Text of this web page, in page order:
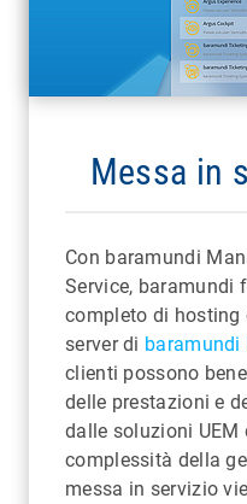
Messa in
Con baramundi
Service, baramundi
completo di hosting
server di baramundi
clienti possono
delle prestazioni e
dalle soluzioni
complessità della
messa in servizio